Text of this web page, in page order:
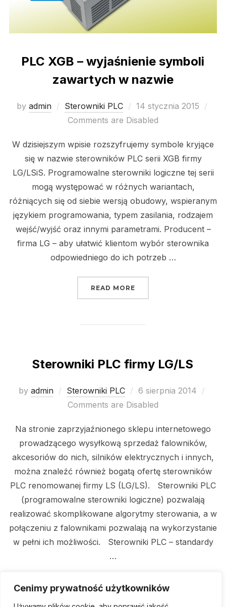
Cenimy prywatność użytkowników
PLC XGB – wyjaśnienie symboli
zawartych w nazwie
by admin Sterowniki PLC
Posted
on
14 stycznia 2015
Comments are Disabled
W dzisiejszym wpisie rozszyfrujemy symbole kryjące
się w nazwie sterowników PLC serii XGB firmy
LG/LSiS. Programowalne sterowniki logiczne tej serii
mogą występować w różnych wariantach,
różniących się od siebie wersją obudowy, wspieranym
językiem programowania, typem zasilania, rodzajem
wejść/wyjść oraz innymi parametrami. Producent –
firma LG – aby ułatwić klientom wybór sterownika
odpowiedniego do ich potrzeb …
READ MORE
Sterowniki PLC firmy LG/LS
by admin Sterowniki PLC
Posted
on
6 sierpnia 2014
Comments are Disabled
Na stronie zaprzyjaźnionego sklepu internetowego
prowadzącego wysyłkową sprzedaż falowników,
akcesoriów do nich, silników elektrycznych i innych,
można znaleźć również bogatą ofertę sterowników
PLC renomowanej firmy LS (LG/LS). Sterowniki PLC
(programowalne sterowniki logiczne) pozwalają
realizować skomplikowane algorytmy sterowania, a w
połączeniu z falownikami pozwalają na wykorzystanie
w pełni ich możliwości. Sterowniki PLC – standardy
…
READ MORE„STEROWNIKI PLC